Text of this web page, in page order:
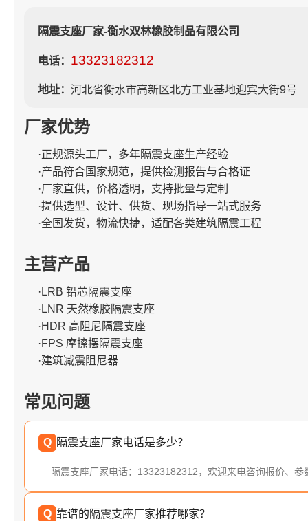
隔震支座厂家-衡水双林橡胶制品有限公司
电话： 13323182312
地址： 河北省衡水市高新区北方工业基地迎宾大街9号
厂家优势
·正规源头工厂，多年隔震支座生产经验
·产品符合国家规范，提供检测报告与合格证
·厂家直供，价格透明，支持批量与定制
·提供选型、设计、供货、现场指导一站式服务
·全国发货，物流快捷，适配各类建筑隔震工程
主营产品
·LRB 铅芯隔震支座
·LNR 天然橡胶隔震支座
·HDR 高阻尼隔震支座
·FPS 摩擦摆隔震支座
·建筑减震阻尼器
常见问题
Q 隔震支座厂家电话是多少？
隔震支座厂家电话：13323182312，欢迎来电咨询报价、参
Q 靠谱的隔震支座厂家推荐哪家？